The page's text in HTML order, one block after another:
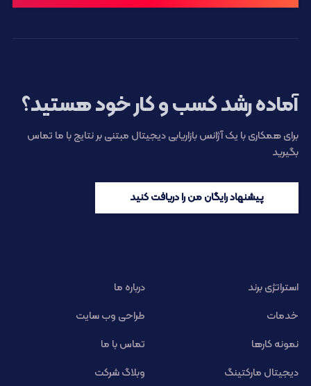
آماده رشد کسب و کار خود هستید؟
برای همکاری با یک آژانس بازاریابی دیجیتال مبتنی بر نتایج با ما تماس
بگیرید
پیشنهاد رایگان من را دریافت کنید
استراتژی برند
درباره ما
خدمات
طراحی وب سایت
نمونه کارها
تماس با ما
دیجیتال مارکتینگ
وبلاگ شرکت